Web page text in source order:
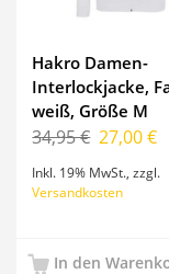
Hakro Damen-
Interlockjacke,
weiß, Größe M
34,95 € 27,00 €
Inkl. 19% MwSt. ,zzgl.
Versandkosten
In den